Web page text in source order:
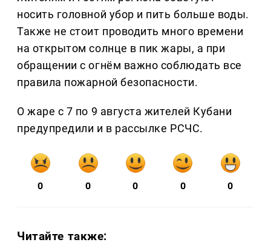
носить головной убор и пить больше воды.
Также не стоит проводить много времени
на открытом солнце в пик жары, а при
обращении с огнём важно соблюдать все
правила пожарной безопасности.
О жаре с 7 по 9 августа жителей Кубани
предупредили и в рассылке РСЧС.
0 0 0 0 0
Читайте также: